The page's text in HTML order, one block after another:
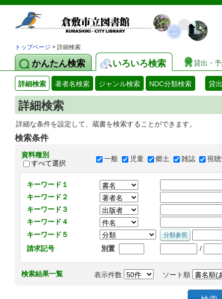
トップページ > 詳細検索
かんたん検索 いろいろ検索 貸出・
詳細検索 著者名検索 ジャンル検索 NDC分類検索 貸
詳細検索
詳細な条件を設定して、蔵書を検索することができます。
検索条件
資料種別
すべて選択
一般 児童 郷土 雑誌 視
キーワード１
キーワード２
キーワード３
キーワード４
キーワード５
請求記号
別置 /
検索結果一覧 表示件数 ソート順